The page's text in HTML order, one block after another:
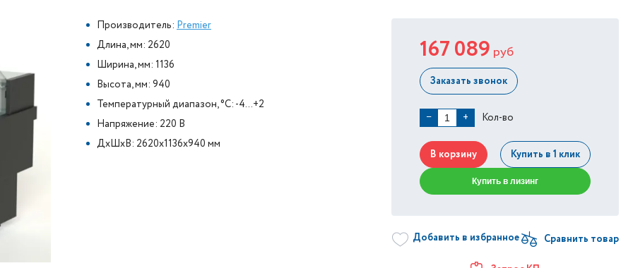
Производитель: Premier
Длина, мм: 2620
Ширина, мм: 1136
Высота, мм: 940
Температурный диапазон, °C: -4...+2
Напряжение: 220 В
ДxШxВ: 2620x1136x940 мм
167 089 руб
Заказать звонок
− + Кол-во
В корзину Купить в 1 клик
Купить в лизинг
Добавить в избранное